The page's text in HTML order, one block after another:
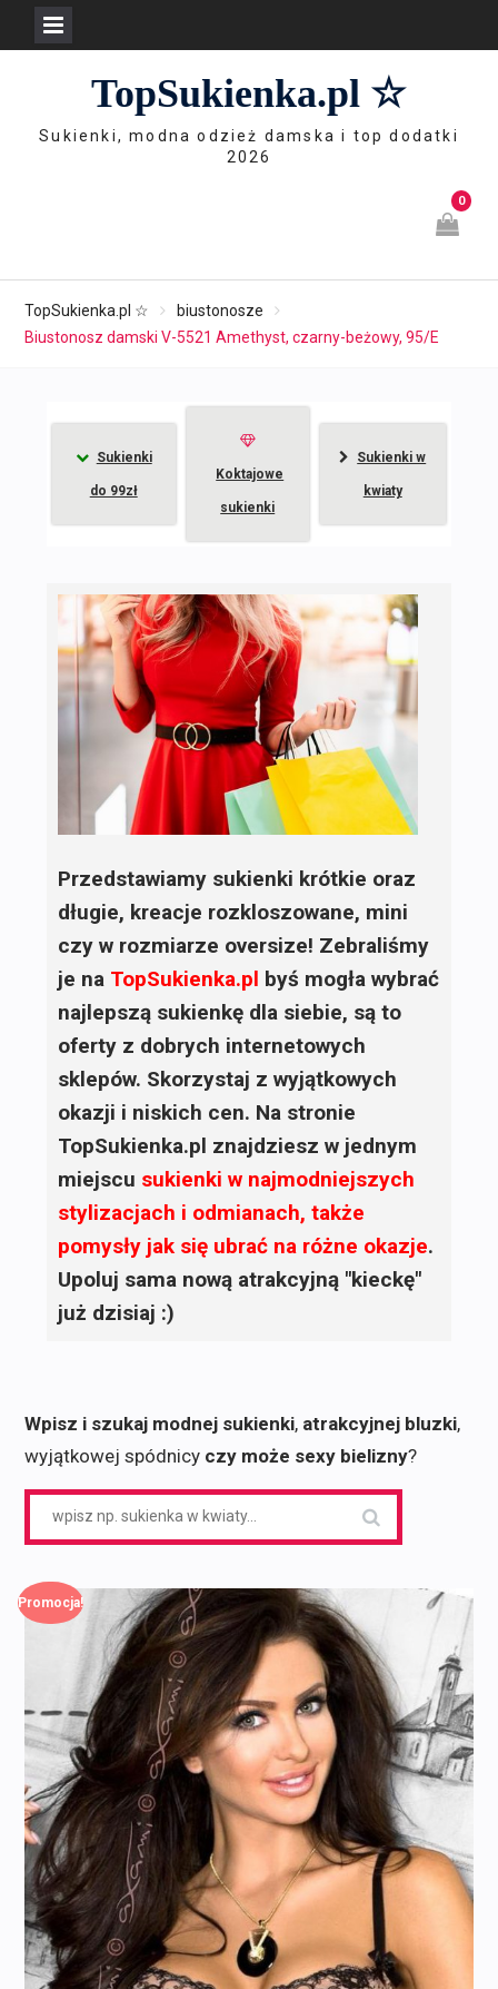
TopSukienka.pl ☆
Sukienki, modna odzież damska i top dodatki
2026
0
TopSukienka.pl ☆
biustonosze
Biustonosz damski V-5521 Amethyst, czarny-beżowy, 95/E
Sukienki
do 99zł
Koktajowe
sukienki
Sukienki w
kwiaty
Przedstawiamy sukienki krótkie oraz
długie, kreacje rozkloszowane, mini
czy w rozmiarze oversize! Zebraliśmy
je na TopSukienka.pl byś mogła wybrać
najlepszą sukienkę dla siebie, są to
oferty z dobrych internetowych
sklepów. Skorzystaj z wyjątkowych
okazji i niskich cen. Na stronie
TopSukienka.pl znajdziesz w jednym
miejscu sukienki w najmodniejszych
stylizacjach i odmianach, także
pomysły jak się ubrać na różne okazje.
Upoluj sama nową atrakcyjną "kieckę"
już dzisiaj :)
Wpisz i szukaj modnej sukienki, atrakcyjnej bluzki,
wyjątkowej spódnicy czy może sexy bielizny?
Promocja!